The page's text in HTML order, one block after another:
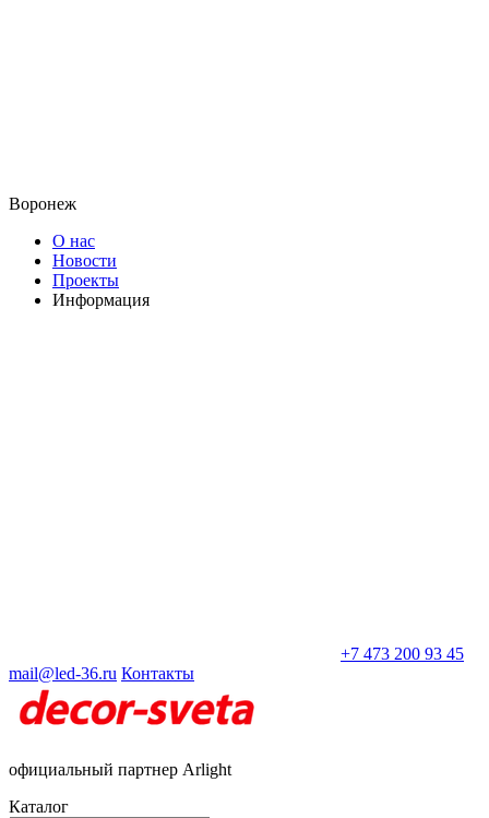
Воронеж
О нас
Новости
Проекты
Информация
+7 473 200 93 45
mail@led-36.ru Контакты
официальный партнер Arlight
Каталог